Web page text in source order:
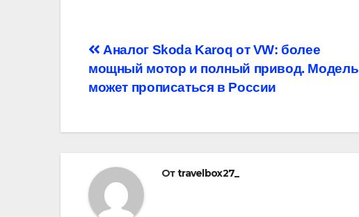
Навигация
по
Аналог Skoda Karoq от VW: более
мощный мотор и полный привод. Модель
может прописаться в России
Отtravelbox27_